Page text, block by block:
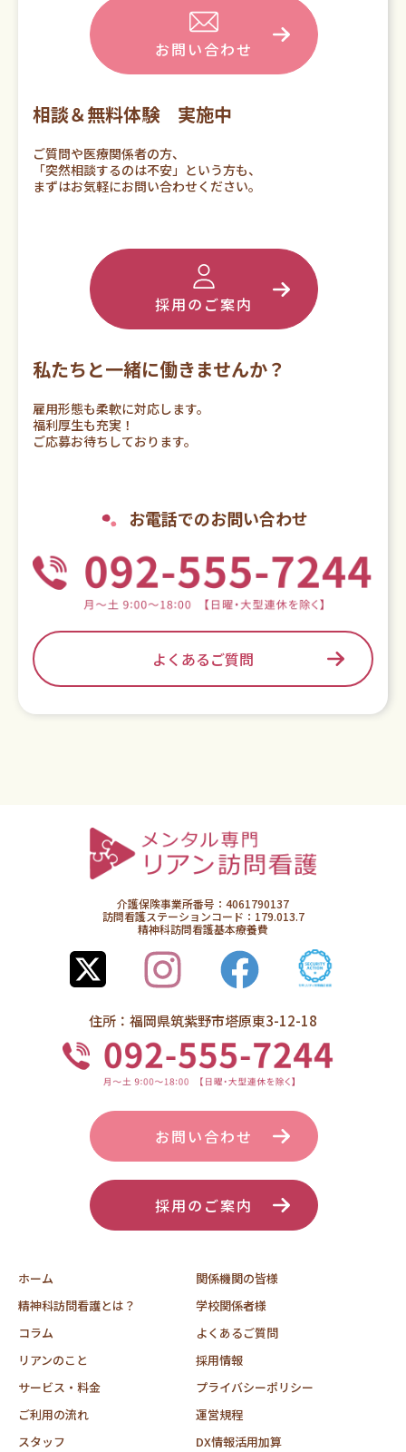
お問い合わせ
相談＆無料体験 実施中
ご質問や医療関係者の方、
「突然相談するのは不安」という方も、
まずはお気軽にお問い合わせください。
採用のご案内
私たちと一緒に働きませんか？
雇用形態も柔軟に対応します。
福利厚生も充実！
ご応募お待ちしております。
お電話でのお問い合わせ
よくあるご質問
介護保険事業所番号：4061790137
訪問看護ステーションコード：179.013.7
精神科訪問看護基本療養費
住所：福岡県筑紫野市塔原東3-12-18
ホーム
精神科訪問看護とは？
コラム
リアンのこと
サービス・料金
ご利用の流れ
スタッフ
関係機関の皆様
学校関係者様
よくあるご質問
採用情報
プライバシーポリシー
運営規程
DX情報活用加算
お問い合わせ
採用のご案内